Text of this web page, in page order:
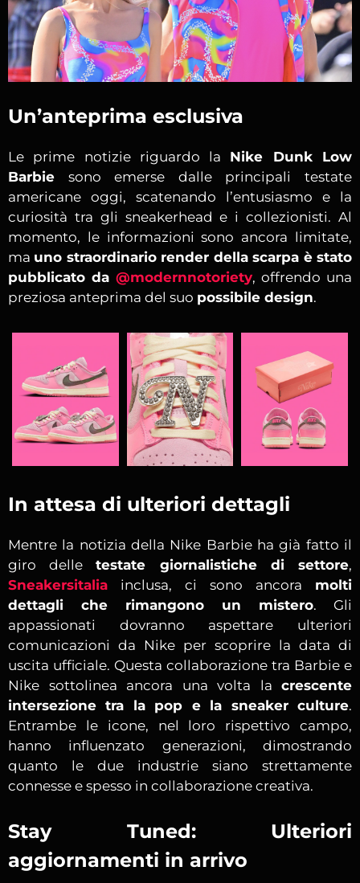
Un’anteprima esclusiva
Le prime notizie riguardo la Nike Dunk Low
Barbie sono emerse dalle principali testate
americane oggi, scatenando l’entusiasmo e la
curiosità tra gli sneakerhead e i collezionisti. Al
momento, le informazioni sono ancora limitate,
ma uno straordinario render della scarpa è stato
pubblicato da @modernnotoriety, offrendo una
preziosa anteprima del suo possibile design.
In attesa di ulteriori dettagli
Mentre la notizia della Nike Barbie ha già fatto il
giro delletestate giornalistiche di settore,
Sneakersitalia inclusa, ci sono ancora molti
dettagli che rimangono un mistero. Gli
appassionati dovranno aspettare ulteriori
comunicazioni da Nike per scoprire la data di
uscita ufficiale. Questa collaborazione tra Barbie e
Nike sottolinea ancora una volta la crescente
intersezione tra la pop e la sneaker culture.
Entrambe le icone, nel loro rispettivo campo,
hanno influenzato generazioni, dimostrando
quanto le due industrie siano strettamente
connesse e spesso in collaborazione creativa.
Stay Tuned: Ulteriori
aggiornamenti in arrivo